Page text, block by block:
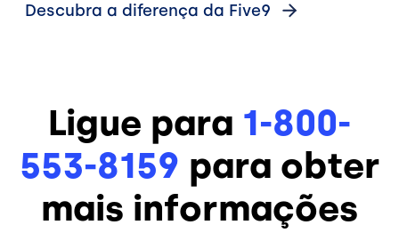
Descubra a diferença da Five9
Ligue para 1-800-
553-8159 para obter
mais informações